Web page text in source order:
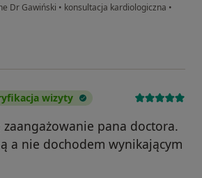
Dr Gawiński • konsultacja kardiologiczna •
wizyty
zaangażowanie pana doctora.
a nie dochodem wynikającym